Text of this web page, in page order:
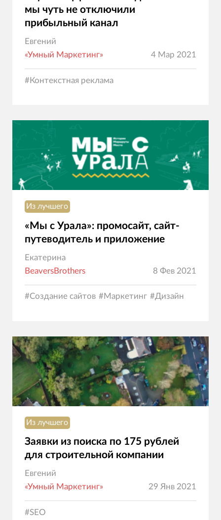
мы чуть не отключили
прибыльный канал
Евгений
«Умный Маркетинг»
4 Мар 2021
#Контекстная реклама
Из лучшего
«Мы с Урала»: промосайт, сайт-
путеводитель и приложение
Екатерина
BeaversBrothers
8 Фев 2021
#Создание сайтов #Маркетинг #Дизайн
Из лучшего
Заявки из поиска по 175 рублей
для строительной компании
Евгений
«Умный Маркетинг»
29 Янв 2021
#SEO